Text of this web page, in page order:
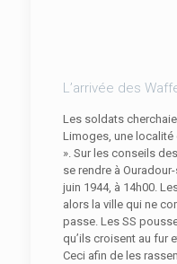
L’arrivée des
Les soldats
Limoges, une
». Sur les conseils
se rendre à
juin 1944, à 14h00.
alors la ville qui ne
passe. Les SS
qu’ils croisent au fur
Ceci afin de les